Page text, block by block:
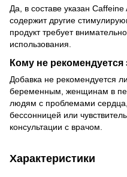
Да, в составе указан
содержит другие
продукт требует
использования.
Кому не рекомендуется
Добавка не рекомендуется
беременным, женщинам в
людям с проблемами
бессонницей или
консультации с врачом.
Характеристики